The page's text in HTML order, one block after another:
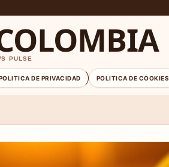
PULSE
DE PRIVACIDAD POLITICA DE COOKIES